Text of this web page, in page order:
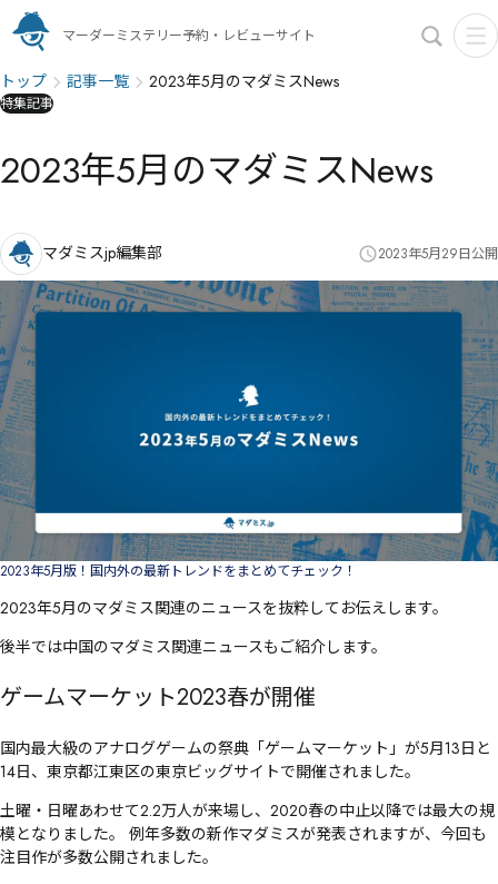
マーダーミステリー予約・レビューサイト
トップ 記事一覧 2023年5月のマダミスNews
特集記事
2023年5月のマダミスNews
マダミスjp編集部 2023年5月29日公開
2023年5月版！国内外の最新トレンドをまとめてチェック！
2023年5月のマダミス関連のニュースを抜粋してお伝えします。
後半では中国のマダミス関連ニュースもご紹介します。
ゲームマーケット2023春が開催
国内最大級のアナログゲームの祭典「ゲームマーケット」が5月13日と
14日、東京都江東区の東京ビッグサイトで開催されました。
土曜・日曜あわせて2.2万人が来場し、2020春の中止以降では最大の規
模となりました。 例年多数の新作マダミスが発表されますが、今回も
注目作が多数公開されました。